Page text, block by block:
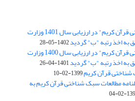
مجله" مطالعات سبک شناختی قرآن کریم" در ارزیابی سال 1401 وزارت
به اخذ رتبه "ب" گردید1402-05-28
مجله" مطالعات سبک شناختی قرآن کریم" در ارزیابی سال 1400 وزارت
به اخذ رتبه "ب" گردید1401-04-26
قرآن کریم1399-02-10
مطالعات سبک شناختی قرآن کریم به
1399-